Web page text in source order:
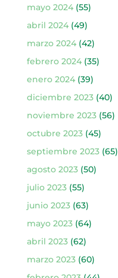
mayo 2024(55)
abril 2024(49)
marzo 2024(42)
febrero 2024(35)
enero 2024(39)
diciembre 2023(40)
noviembre 2023(56)
octubre 2023(45)
septiembre 2023(65)
agosto 2023(50)
julio 2023(55)
junio 2023(63)
mayo 2023(64)
abril 2023(62)
marzo 2023(60)